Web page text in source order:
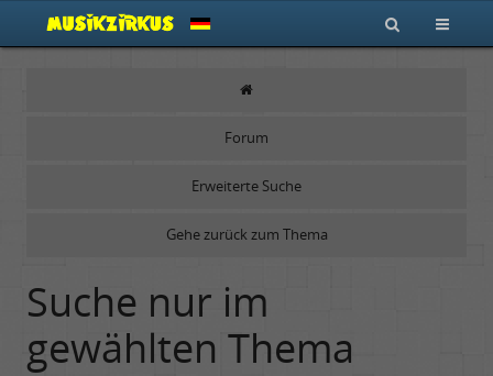
Forum
Erweiterte Suche
Gehe zurück zum Thema
Suche nur im
gewählten Thema